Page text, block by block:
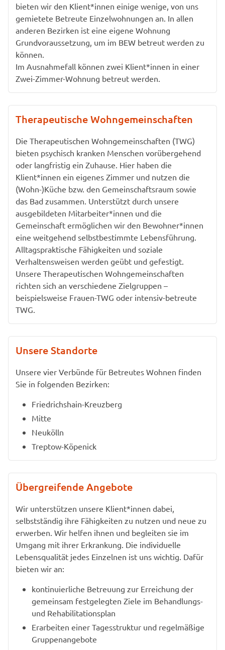
bieten wir den Klient*innen einige wenige, von uns
gemietete Betreute Einzelwohnungen an. In allen
anderen Bezirken ist eine eigene Wohnung
Grundvoraussetzung, um im BEW betreut werden zu
können.
Im Ausnahmefall können zwei Klient*innen in einer
Zwei-Zimmer-Wohnung betreut werden.
Therapeutische Wohngemeinschaften
Die Therapeutischen Wohngemeinschaften (TWG)
bieten psychisch kranken Menschen vorübergehend
oder langfristig ein Zuhause. Hier haben die
Klient*innen ein eigenes Zimmer und nutzen die
(Wohn-)Küche bzw. den Gemeinschaftsraum sowie
das Bad zusammen. Unterstützt durch unsere
ausgebildeten Mitarbeiter*innen und die
Gemeinschaft ermöglichen wir den Bewohner*innen
eine weitgehend selbstbestimmte Lebensführung.
Alltagspraktische Fähigkeiten und soziale
Verhaltensweisen werden geübt und gefestigt.
Unsere Therapeutischen Wohngemeinschaften
richten sich an verschiedene Zielgruppen –
beispielsweise Frauen-TWG oder intensiv-betreute
TWG.
Unsere Standorte
Unsere vier Verbünde für Betreutes Wohnen finden
Sie in folgenden Bezirken:
Friedrichshain-Kreuzberg
Mitte
Neukölln
Treptow-Köpenick
Übergreifende Angebote
Wir unterstützen unsere Klient*innen dabei,
selbstständig ihre Fähigkeiten zu nutzen und neue zu
erwerben. Wir helfen ihnen und begleiten sie im
Umgang mit ihrer Erkrankung. Die individuelle
Lebensqualität jedes Einzelnen ist uns wichtig. Dafür
bieten wir an:
kontinuierliche Betreuung zur Erreichung der
gemeinsam festgelegten Ziele im Behandlungs-
und Rehabilitationsplan
Erarbeiten einer Tagesstruktur und regelmäßige
Gruppenangebote